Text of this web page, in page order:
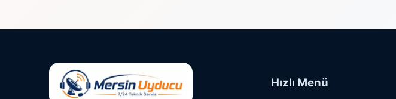
Hızlı Menü